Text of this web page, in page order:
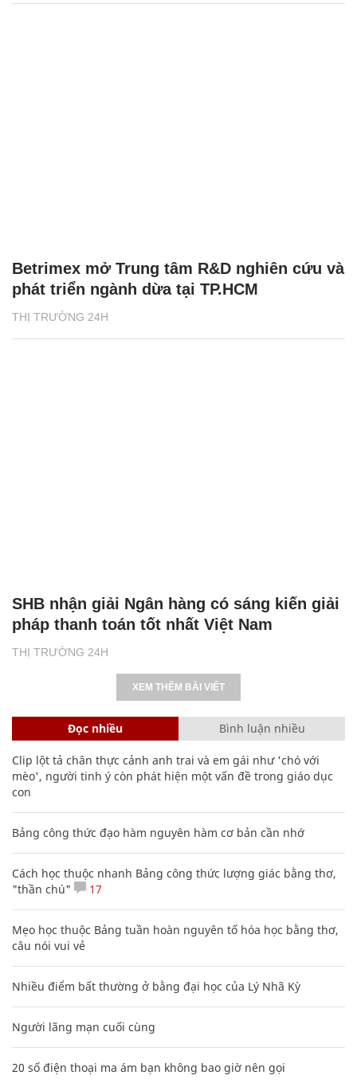
THỊ TRƯỜNG 24H
Betrimex mở Trung tâm R&D nghiên cứu và
phát triển ngành dừa tại TP.HCM
THỊ TRƯỜNG 24H
SHB nhận giải Ngân hàng có sáng kiến giải
pháp thanh toán tốt nhất Việt Nam
XEM THÊM BÀI VIẾT
Đọc nhiều Bình luận nhiều
Clip lột tả chân thực cảnh anh trai và em gái như 'chó với
mèo', người tinh ý còn phát hiện một vấn đề trong giáo dục
con
Bảng công thức đạo hàm nguyên hàm cơ bản cần nhớ
Cách học thuộc nhanh Bảng công thức lượng giác bằng thơ,
"thần chú"
17
Mẹo học thuộc Bảng tuần hoàn nguyên tố hóa học bằng thơ,
câu nói vui vẻ
Nhiều điểm bất thường ở bằng đại học của Lý Nhã Kỳ
Người lãng mạn cuối cùng
20 số điện thoại ma ám bạn không bao giờ nên gọi